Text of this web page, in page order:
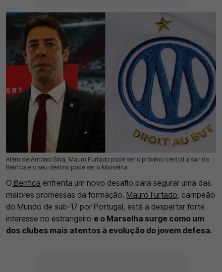
Além de António Silva, Mauro Furtado pode ser o próximo central a sair do
Benfica e o seu destino pode ser o Marselha
16 Jul 2026 | 17:31 | 0
O Benfica enfrenta um novo desafio para segurar uma das
maiores promessas da formação. Mauro Furtado , campeão
do Mundo de sub-17 por Portugal, está a despertar forte
interesse no estrangeiro e o Marselha surge como um
dos clubes mais atentos à evolução do jovem defesa.